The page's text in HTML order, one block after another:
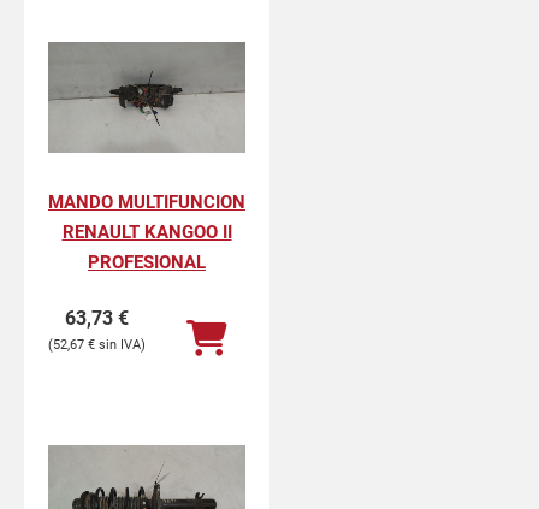
MANDO MULTIFUNCION
RENAULT KANGOO II
PROFESIONAL
63,73 €
52,67 €